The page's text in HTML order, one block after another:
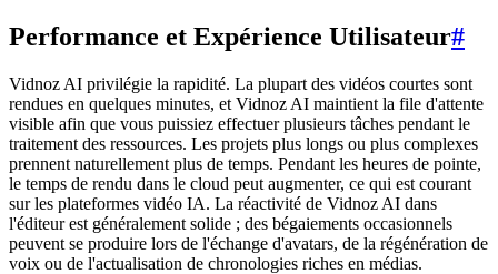
Performance et Expérience Utilisateur#
Vidnoz AI privilégie la rapidité. La plupart des vidéos courtes sont
rendues en quelques minutes, et Vidnoz AI maintient la file d'attente
visible afin que vous puissiez effectuer plusieurs tâches pendant le
traitement des ressources. Les projets plus longs ou plus complexes
prennent naturellement plus de temps. Pendant les heures de pointe,
le temps de rendu dans le cloud peut augmenter, ce qui est courant
sur les plateformes vidéo IA. La réactivité de Vidnoz AI dans
l'éditeur est généralement solide ; des bégaiements occasionnels
peuvent se produire lors de l'échange d'avatars, de la régénération de
voix ou de l'actualisation de chronologies riches en médias.